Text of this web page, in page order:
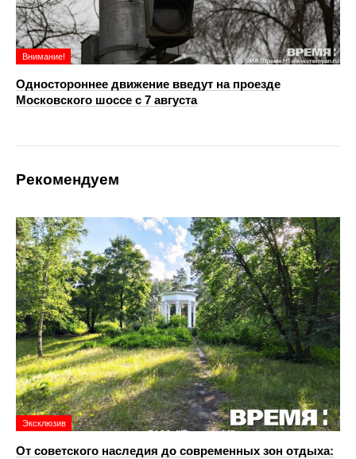
Внимание!
Одностороннее движение введут на проезде
Московского шоссе с 7 августа
Рекомендуем
Эксклюзив
От советского наследия до современных зон отдыха: